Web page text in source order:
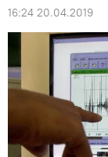
16:24 20.04.2019